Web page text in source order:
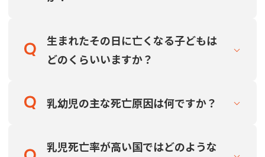
生まれたその日に亡くなる子どもは
どのくらいいますか？
乳幼児の主な死亡原因は何ですか？
乳児死亡率が高い国ではどのような